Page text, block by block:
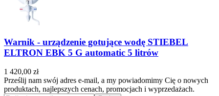
Warnik - urządzenie gotujące wodę STIEBEL
ELTRON EBK 5 G automatic 5 litrów
1 420,00 zł
Prześlij nam swój adres e-mail, a my powiadomimy Cię o nowych
produktach, najlepszych cenach, promocjach i wyprzedażach.